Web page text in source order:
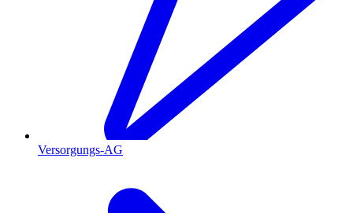
Versorgungs-AG